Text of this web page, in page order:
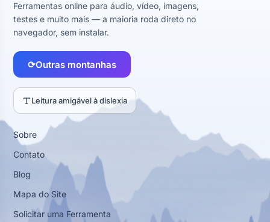
Ferramentas online para áudio, vídeo, imagens,
testes e muito mais — a maioria roda direto no
navegador, sem instalar.
⟳Outras montanhas
Leitura amigável à dislexia
Sobre
Contato
Blog
Mapa do Site
Solicitar uma Ferramenta